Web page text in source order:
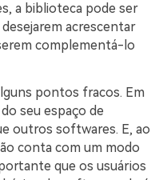
a biblioteca pode ser
acrescentar
complementá-lo
pontos fracos. Em
seu espaço de
outros softwares. E, ao
conta com um modo
que os usuários